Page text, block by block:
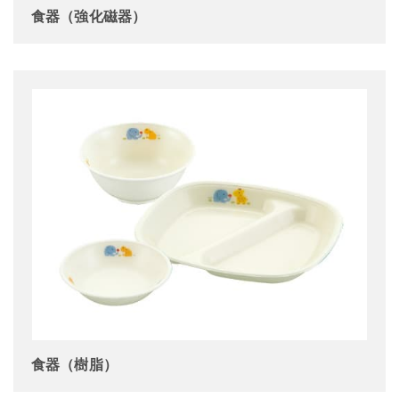
食器（強化磁器）
食器（樹脂）